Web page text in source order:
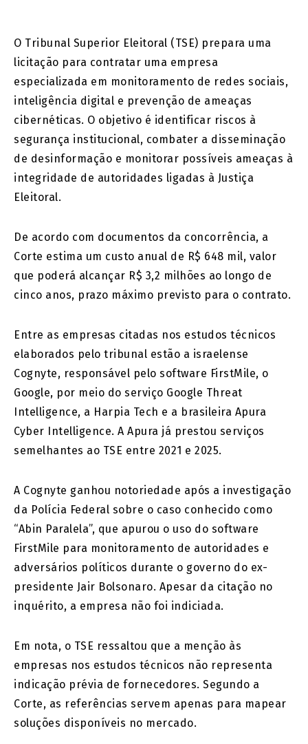
O Tribunal Superior Eleitoral (TSE) prepara uma
licitação para contratar uma empresa
especializada em monitoramento de redes sociais,
inteligência digital e prevenção de ameaças
cibernéticas. O objetivo é identificar riscos à
segurança institucional, combater a disseminação
de desinformação e monitorar possíveis ameaças à
integridade de autoridades ligadas à Justiça
Eleitoral.
De acordo com documentos da concorrência, a
Corte estima um custo anual de R$ 648 mil, valor
que poderá alcançar R$ 3,2 milhões ao longo de
cinco anos, prazo máximo previsto para o contrato.
Entre as empresas citadas nos estudos técnicos
elaborados pelo tribunal estão a israelense
Cognyte, responsável pelo software FirstMile, o
Google, por meio do serviço Google Threat
Intelligence, a Harpia Tech e a brasileira Apura
Cyber Intelligence. A Apura já prestou serviços
semelhantes ao TSE entre 2021 e 2025.
A Cognyte ganhou notoriedade após a investigação
da Polícia Federal sobre o caso conhecido como
“Abin Paralela”, que apurou o uso do software
FirstMile para monitoramento de autoridades e
adversários políticos durante o governo do ex-
presidente Jair Bolsonaro. Apesar da citação no
inquérito, a empresa não foi indiciada.
Em nota, o TSE ressaltou que a menção às
empresas nos estudos técnicos não representa
indicação prévia de fornecedores. Segundo a
Corte, as referências servem apenas para mapear
soluções disponíveis no mercado.